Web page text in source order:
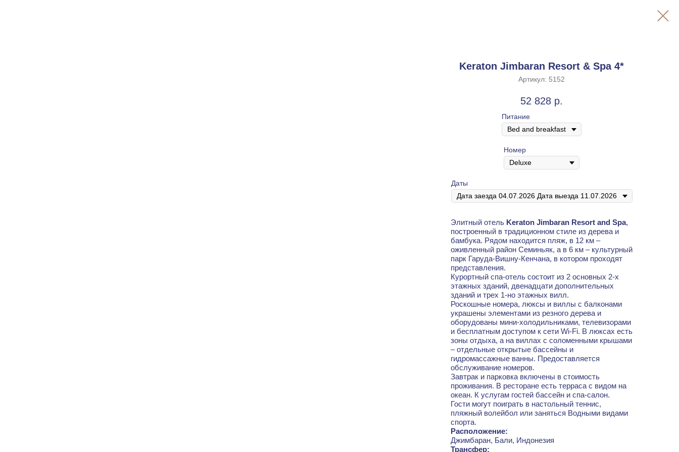
Keraton Jimbaran Resort & Spa 4*
Артикул: 5152
52 828 р.
Питание
Номер
Даты
Элитный отель Keraton Jimbaran Resort and Spa,
построенный в традиционном стиле из дерева и
бамбука. Рядом находится пляж, в 12 км –
оживленный район Семиньяк, а в 6 км – культурный
парк Гаруда-Вишну-Кенчана, в котором проходят
представления.
Курортный спа-отель состоит из 2 основных 2-х
этажных зданий, двенадцати дополнительных
зданий и трех 1-но этажных вилл.
Роскошные номера, люксы и виллы с балконами
украшены элементами из резного дерева и
оборудованы мини-холодильниками, телевизорами
и бесплатным доступом к сети Wi-Fi. В люксах есть
зоны отдыха, а на виллах с соломенными крышами
– отдельные открытые бассейны и
гидромассажные ванны. Предоставляется
обслуживание номеров.
Завтрак и парковка включены в стоимость
проживания. В ресторане есть терраса с видом на
океан. К услугам гостей бассейн и спа-салон.
Гости могут поиграть в настольный теннис,
пляжный волейбол или заняться Водными видами
спорта.
Расположение:
Джимбаран, Бали, Индонезия
Трансфер: